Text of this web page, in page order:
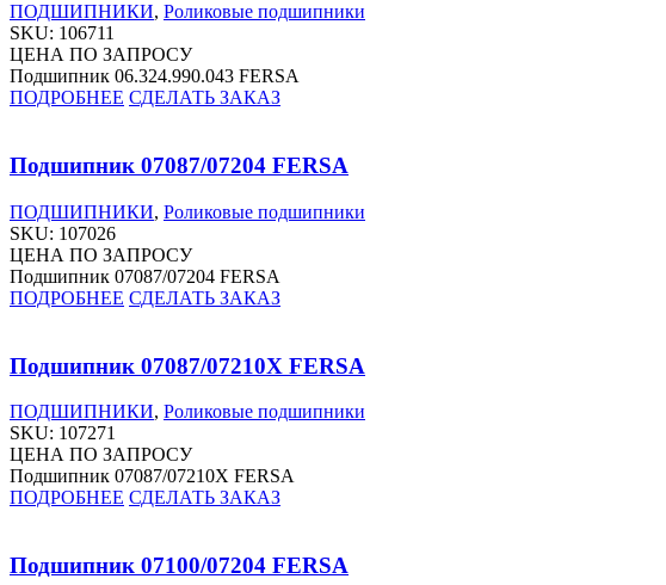
ПОДШИПНИКИ, Роликовые подшипники
SKU: 106711
ЦЕНА ПО ЗАПРОСУ
Подшипник 06.324.990.043 FERSA
ПОДРОБНЕЕ СДЕЛАТЬ ЗАКАЗ
Подшипник 07087/07204 FERSA
ПОДШИПНИКИ, Роликовые подшипники
SKU: 107026
ЦЕНА ПО ЗАПРОСУ
Подшипник 07087/07204 FERSA
ПОДРОБНЕЕ СДЕЛАТЬ ЗАКАЗ
Подшипник 07087/07210X FERSA
ПОДШИПНИКИ, Роликовые подшипники
SKU: 107271
ЦЕНА ПО ЗАПРОСУ
Подшипник 07087/07210X FERSA
ПОДРОБНЕЕ СДЕЛАТЬ ЗАКАЗ
Подшипник 07100/07204 FERSA